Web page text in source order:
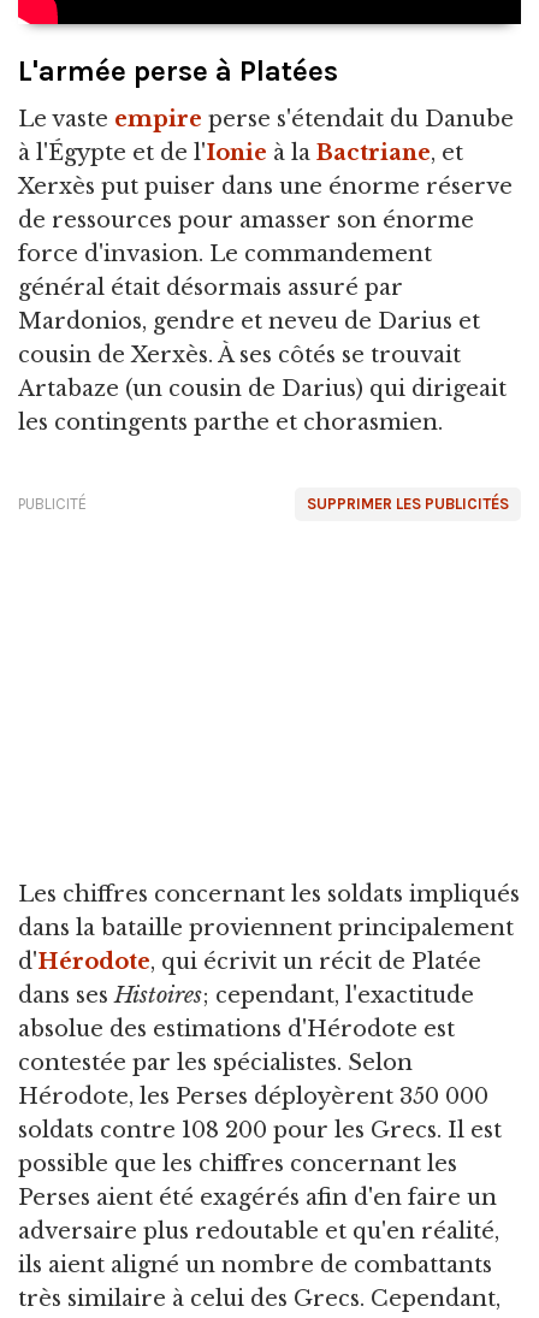
L'armée perse à Platées
Le vaste empire perse s'étendait du Danube
à l'Égypte et de l'Ionie à la Bactriane, et
Xerxès put puiser dans une énorme réserve
de ressources pour amasser son énorme
force d'invasion. Le commandement
général était désormais assuré par
Mardonios, gendre et neveu de Darius et
cousin de Xerxès. À ses côtés se trouvait
Artabaze (un cousin de Darius) qui dirigeait
les contingents parthe et chorasmien.
SUPPRIMER LES PUBLICITÉS
PUBLICITÉ
Les chiffres concernant les soldats impliqués
dans la bataille proviennent principalement
d'Hérodote, qui écrivit un récit de Platée
dans sesHistoires; cependant, l'exactitude
absolue des estimations d'Hérodote est
contestée par les spécialistes. Selon
Hérodote, les Perses déployèrent 350 000
soldats contre 108 200 pour les Grecs. Il est
possible que les chiffres concernant les
Perses aient été exagérés afin d'en faire un
adversaire plus redoutable et qu'en réalité,
ils aient aligné un nombre de combattants
très similaire à celui des Grecs. Cependant,